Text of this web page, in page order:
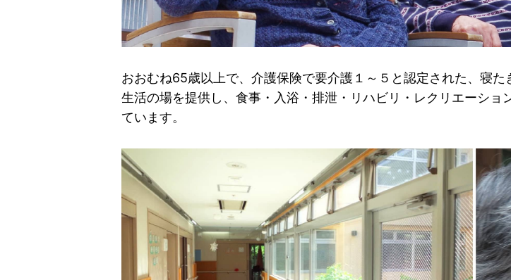
おおむね65歳以上で、介護保険で要介護１～５と認定された、寝
生活の場を提供し、食事・入浴・排泄・リハビリ・レクリエーシ
ています。